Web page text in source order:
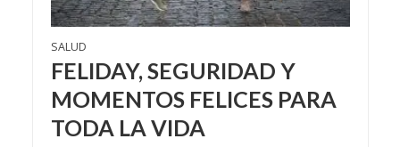
SALUD
FELIDAY, SEGURIDAD Y
MOMENTOS FELICES PARA
TODA LA VIDA